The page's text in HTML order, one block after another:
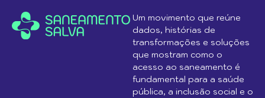
Um movimento que reúne
dados, histórias de
transformações e soluções
que mostram como o
acesso ao saneamento é
fundamental para a saúde
pública, a inclusão social e o